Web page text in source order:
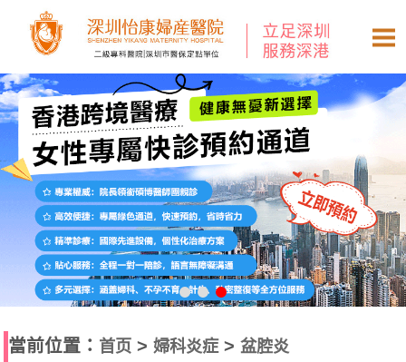
當前位置： 首页 >婦科炎症>盆腔炎